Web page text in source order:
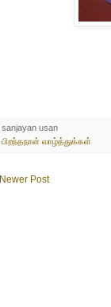
sanjayan usan
பிறந்தநாள் வாழ்த்துக்கள்
Newer Post